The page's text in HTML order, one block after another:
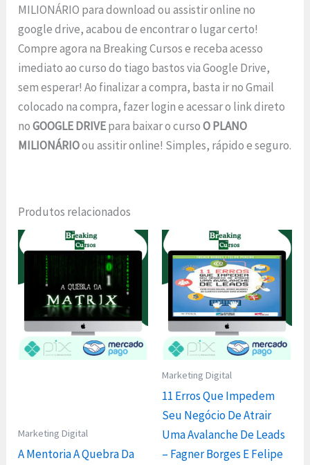
MILIONÁRIO para download ou assistir online no
google drive, acabou de encontrar o lugar certo!
Compre agora na Breaking Cursos e receba acesso
imediato ao curso do tiago bastos via Google Drive,
sem esperar! Ao finalizar a compra, basta ir no Gmail
colocado na compra, fazer login e acessar o link direto
noGOOGLE DRIVEpara baixar o cursoO PLANO
MILIONÁRIOou assitir online! Simples, rápido e seguro.
Produtos relacionados
Marketing Digital
A Mentoria A Quebra Da
Marketing Digital
11 Erros Que Impedem
Seu Negócio De Atrair
Uma Avalanche De Leads
– Fagner Borges E Felipe